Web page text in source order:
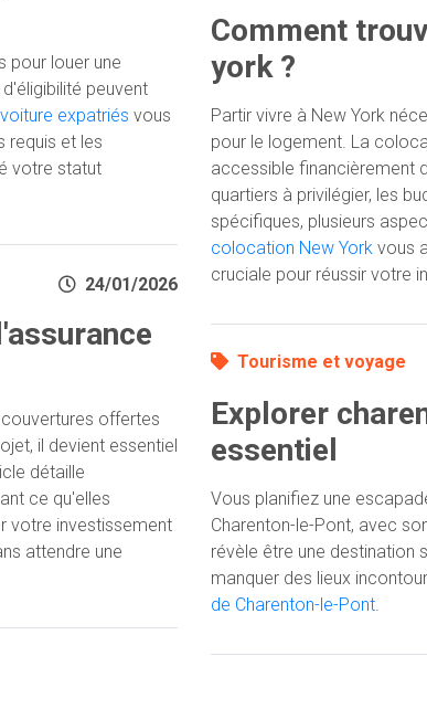
pour louer une
peuvent
expatriés vous
requis et les
votre statut
24/01/2026
offertes
il devient essentiel
détaille
ce qu'elles
votre investissement
attendre une
Comment
york ?
Partir vivre à New York
pour le logement. La
accessible financièrement
quartiers à privilégier, les
spécifiques, plusieurs
colocation New York vous
cruciale pour réussir votre
Tourisme et voyage
Explorer
essentiel
Vous planifiez une
Charenton-le-Pont, avec
révèle être une destination
manquer des lieux
de Charenton-le-Pont.